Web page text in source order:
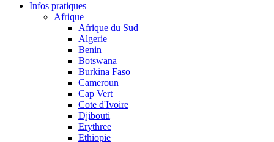
Infos pratiques
Afrique
Afrique du Sud
Algerie
Benin
Botswana
Burkina Faso
Cameroun
Cap Vert
Cote d'Ivoire
Djibouti
Erythree
Ethiopie